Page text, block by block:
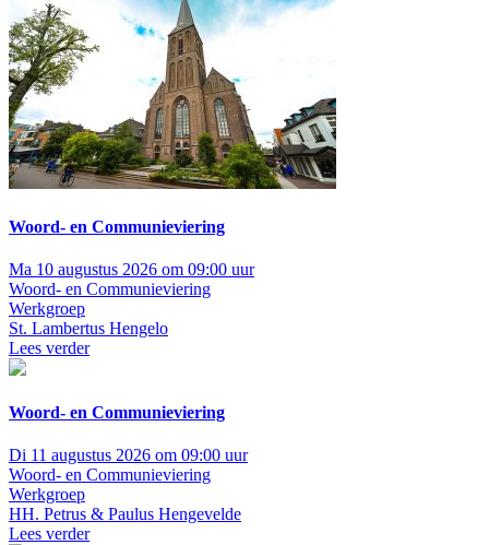
Woord- en Communieviering
Ma 10 augustus 2026 om 09:00 uur
Woord- en Communieviering
Werkgroep
St. Lambertus Hengelo
Lees verder
Woord- en Communieviering
Di 11 augustus 2026 om 09:00 uur
Woord- en Communieviering
Werkgroep
HH. Petrus & Paulus Hengevelde
Lees verder